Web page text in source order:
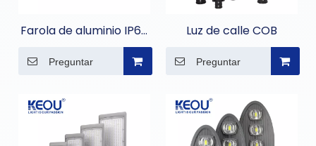
Farola de aluminio IP66
para iluminación de
carreteras
Preguntar
Luz de calle COB
Preguntar